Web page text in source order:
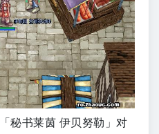
书莱茵 伊贝努勒」对